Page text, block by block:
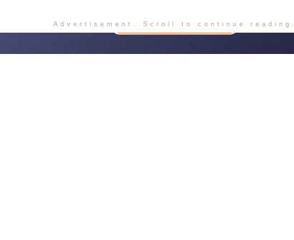
Advertisement. Scroll to continue reading.